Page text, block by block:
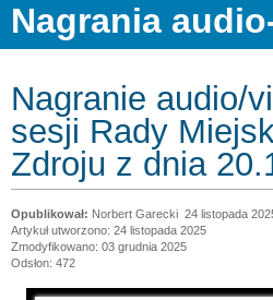
Nagrania
Nagranie audio/
sesji Rady
Zdroju z dnia
Norbert Garecki 24 listopada
Artykuł utworzono: 24 listopada 2025
Zmodyfikowano: 03 grudnia 2025
Odsłon: 472